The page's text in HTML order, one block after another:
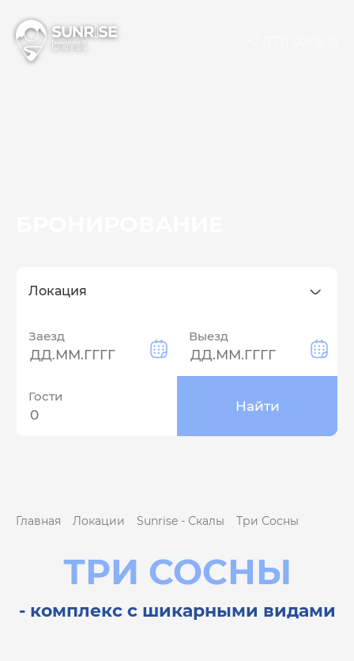
Заезд Выезд
Гости
Главная Локации Sunrise - Скалы Три Сосны
ТРИ СОСНЫ
- комплекс с шикарными видами